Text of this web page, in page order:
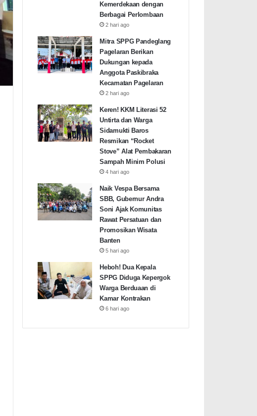
Kemerdekaan dengan
Berbagai Perlombaan
2 hari ago
Mitra SPPG Pandeglang
Pagelaran Berikan
Dukungan kepada
Anggota Paskibraka
Kecamatan Pagelaran
2 hari ago
Keren! KKM Literasi 52
Untirta dan Warga
Sidamukti Baros
Resmikan “Rocket
Stove” Alat Pembakaran
Sampah Minim Polusi
4 hari ago
Naik Vespa Bersama
SBB, Gubernur Andra
Soni Ajak Komunitas
Rawat Persatuan dan
Promosikan Wisata
Banten
5 hari ago
Heboh! Dua Kepala
SPPG Diduga Kepergok
Warga Berduaan di
Kamar Kontrakan
6 hari ago